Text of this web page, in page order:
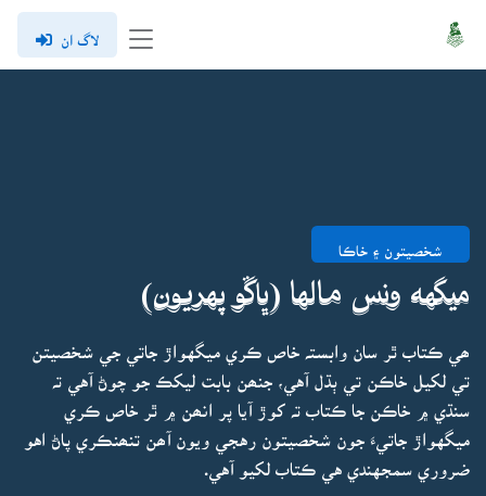
لاگ ان
شخصيتون ۽ خاڪا
ميگهه ونس مالها (ڀاڱو پهريون)
ھي ڪتاب ٿر سان وابستہ خاص ڪري ميگهواڙ جاتي جي شخصيتن
تي لکيل خاڪن تي ٻڌل آهي، جنھن بابت ليکڪ جو چوڻ آهي تہ
سنڌي ۾ خاڪن جا ڪتاب تہ کوڙ آيا پر انھن ۾ ٿر خاص ڪري
ميگهواڙ جاتيءَ جون شخصيتون رهجي ويون آھن تنھنڪري پاڻ اهو
ضروري سمجهندي هي ڪتاب لکيو آهي.